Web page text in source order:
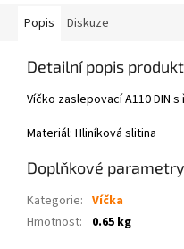
Popis Diskuze
Detailní popis
Víčko zaslepovací A110 DIN
Materiál: Hliníková slitina
Doplňkové parametry
Kategorie: Víčka
Hmotnost: 0.65 kg